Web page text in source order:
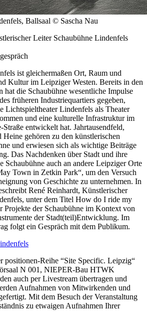
Ballsaal © Sascha Nau
Leiter Schaubühne Lindenfels
ist gleichermaßen Ort, Raum und
Kultur im Leipziger Westen. Bereits in den
hat die Schaubühne wesentliche Impulse
früheren Industriequartiers gegeben,
Lichtspieltheater Lindenfels als Theater
und eine kulturelle Infrastruktur im
entwickelt hat. Jahrtausendfeld,
Heine gehören zu den künstlerischen
und erwiesen sich als wichtige Beiträge
Das Nachdenken über Stadt und ihre
auch an andere Leipziger Orte
Town in Zetkin Park“, um den Versuch
von Geschichte zu unternehmen. In
René Reinhardt, Künstlerischer
unter dem Titel How do I ride my
Projekte der Schaubühne im Kontext von
der Stadt(teil)Entwicklung. Im
folgt ein Gespräch mit dem Publikum.
positionen-Reihe “Site Specific. Leipzig“
N 001, NIEPER-Bau HTWK
auch per Livestream übertragen und
Aufnahmen von Mitwirkenden und
Mit dem Besuch der Veranstaltung
zu etwaigen Aufnahmen Ihrer